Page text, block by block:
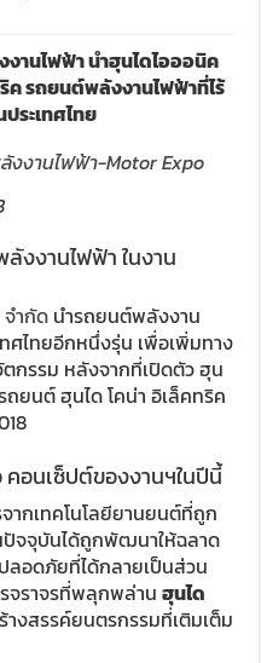
านไฟฟ้า นำฮุนไดไอออนิค
ค รถยนต์พลังงานไฟฟ้าที่ไร้
ระเทศไทย
งงานไฟฟ้า ในงาน
ำกัด นำรถยนต์พลังงาน
ทศไทยอีกหนึ่งรุ่น เพื่อเพิ่มทาง
กรรม หลังจากที่เปิดตัว ฮุน
ถยนต์ ฮุนได โคน่า อิเล็คทริค
อนเซ็ปต์ของงานฯในปีนี้
ากเทคโนโลยียานยนต์ที่ถูก
จจุบันได้ถูกพัฒนาให้ฉลาด
ลอดภัยที่ได้กลายเป็นส่วน
จราจรที่พลุกพล่านฮุนได
างสรรค์ยนตรกรรมที่เติมเต็ม